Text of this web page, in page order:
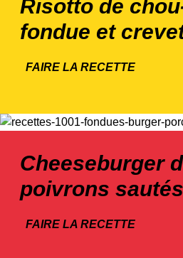
Risotto de
fondue et
FAIRE LA RECETTE
Cheeseburger
poivrons sautés
FAIRE LA RECETTE